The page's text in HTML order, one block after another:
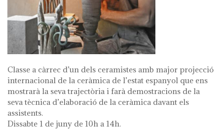
Classe a càrrec d’un dels ceramistes amb major projecció
internacional de la ceràmica de l’estat espanyol que ens
mostrarà la seva trajectòria i farà demostracions de la
seva tècnica d’elaboració de la ceràmica davant els
assistents.
Dissabte 1 de juny de 10h a 14h.